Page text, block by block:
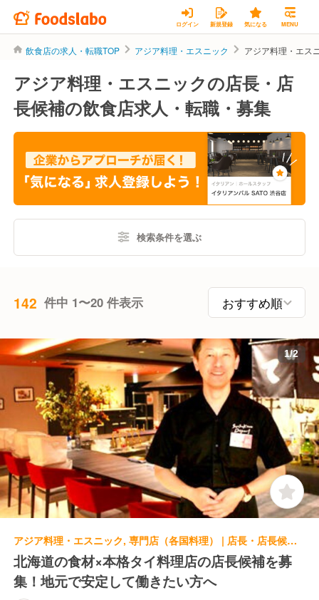
ログイン 新規登録 気になる MENU
飲食店の求人・転職TOP アジア料理・エスニック アジア料理・エス
アジア料理・エスニックの店長・店
長候補の飲食店求人・転職・募集
検索条件を選ぶ
142 件中 1〜20 件表示
1/2
アジア料理・エスニック, 専門店（各国料理） | 店長・店長候補 | SOI maruyama
北海道の食材×本格タイ料理店の店長候補を募
集！地元で安定して働きたい方へ